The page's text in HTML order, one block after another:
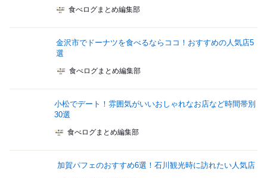
食べログまとめ編集部
金沢市でドーナツを食べるならココ！おすすめの人気店5
選
食べログまとめ編集部
小松でデート！雰囲気がいいおしゃれなお店など時間帯別
30選
食べログまとめ編集部
加賀パフェのおすすめ6選！石川観光時に訪れたい人気店